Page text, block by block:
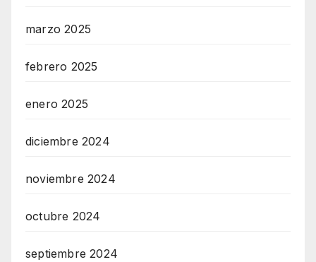
marzo 2025
febrero 2025
enero 2025
diciembre 2024
noviembre 2024
octubre 2024
septiembre 2024